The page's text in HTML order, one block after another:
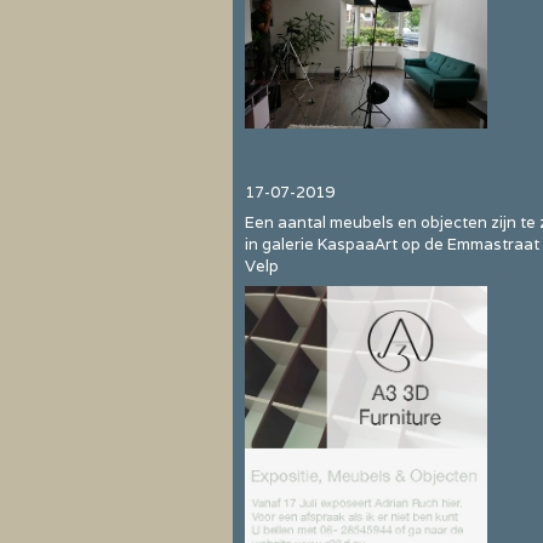
17-07-2019
Een aantal meubels en objecten zijn te
in galerie KaspaaArt op de Emmastraat
Velp